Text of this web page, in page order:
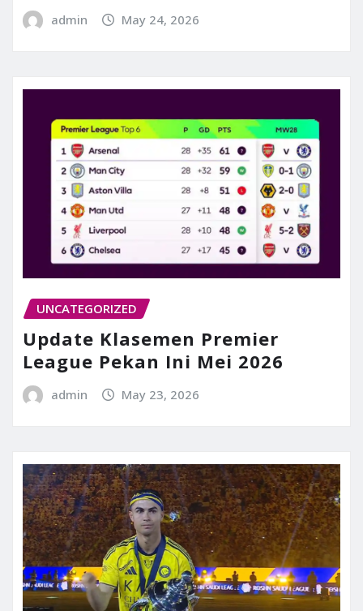
admin May 24, 2026
UNCATEGORIZED
Update Klasemen Premier
League Pekan Ini Mei 2026
admin May 23, 2026